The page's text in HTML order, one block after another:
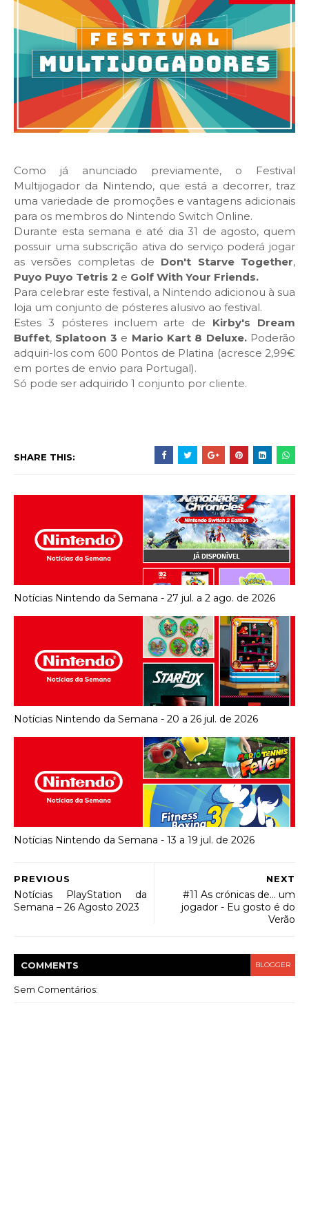
Como já anunciado previamente, o Festival
Multijogador da Nintendo, que está a decorrer, traz
uma variedade de promoções e vantagens adicionais
para os membros do Nintendo Switch Online.
Durante esta semana e até dia 31 de agosto, quem
possuir uma subscrição ativa do serviço poderá jogar
as versões completas de Don't Starve Together,
Puyo Puyo Tetris 2 e Golf With Your Friends.
Para celebrar este festival, a Nintendo adicionou à sua
loja um conjunto de pósteres alusivo ao festival.
Estes 3 pósteres incluem arte de Kirby's Dream
Buffet, Splatoon 3 e Mario Kart 8 Deluxe.Poderão
adquiri-los com 600 Pontos de Platina (acresce 2,99€
em portes de envio para Portugal).
Só pode ser adquirido 1 conjunto por cliente.
SHARE THIS:
Notícias Nintendo da Semana - 27 jul. a 2 ago. de 2026
Notícias Nintendo da Semana - 20 a 26 jul. de 2026
Notícias Nintendo da Semana - 13 a 19 jul. de 2026
NEXT
#11 As crónicas de... um
jogador - Eu gosto é do
Verão
PREVIOUS
Notícias PlayStation da
Semana – 26 Agosto 2023
COMMENTS BLOGGER
Sem Comentários: